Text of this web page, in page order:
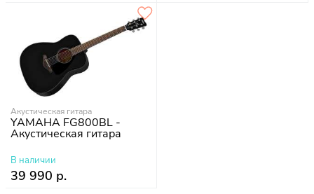
Акустическая гитара
YAMAHA FG800BL -
Акустическая гитара
В наличии
39 990 р.